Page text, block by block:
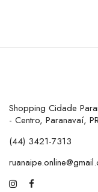
Shopping Cidade
- Centro, Paranavaí,
(44) 3421-7313